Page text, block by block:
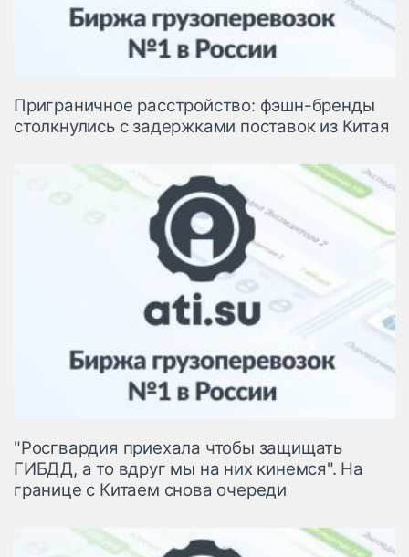
Приграничное расстройство: фэшн-бренды
столкнулись с задержками поставок из Китая
"Росгвардия приехала чтобы защищать
ГИБДД, а то вдруг мы на них кинемся". На
границе с Китаем снова очереди